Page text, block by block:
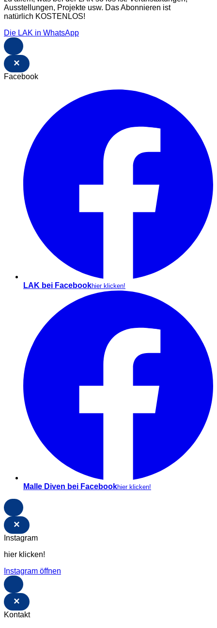
Ausstellungen, Projekte usw. Das Abonnieren ist
natürlich KOSTENLOS!
Die LAK in WhatsApp
×
Facebook
LAK bei Facebookhier klicken!
Malle Diven bei Facebookhier klicken!
×
Instagram
hier klicken!
Instagram öffnen
×
Kontakt